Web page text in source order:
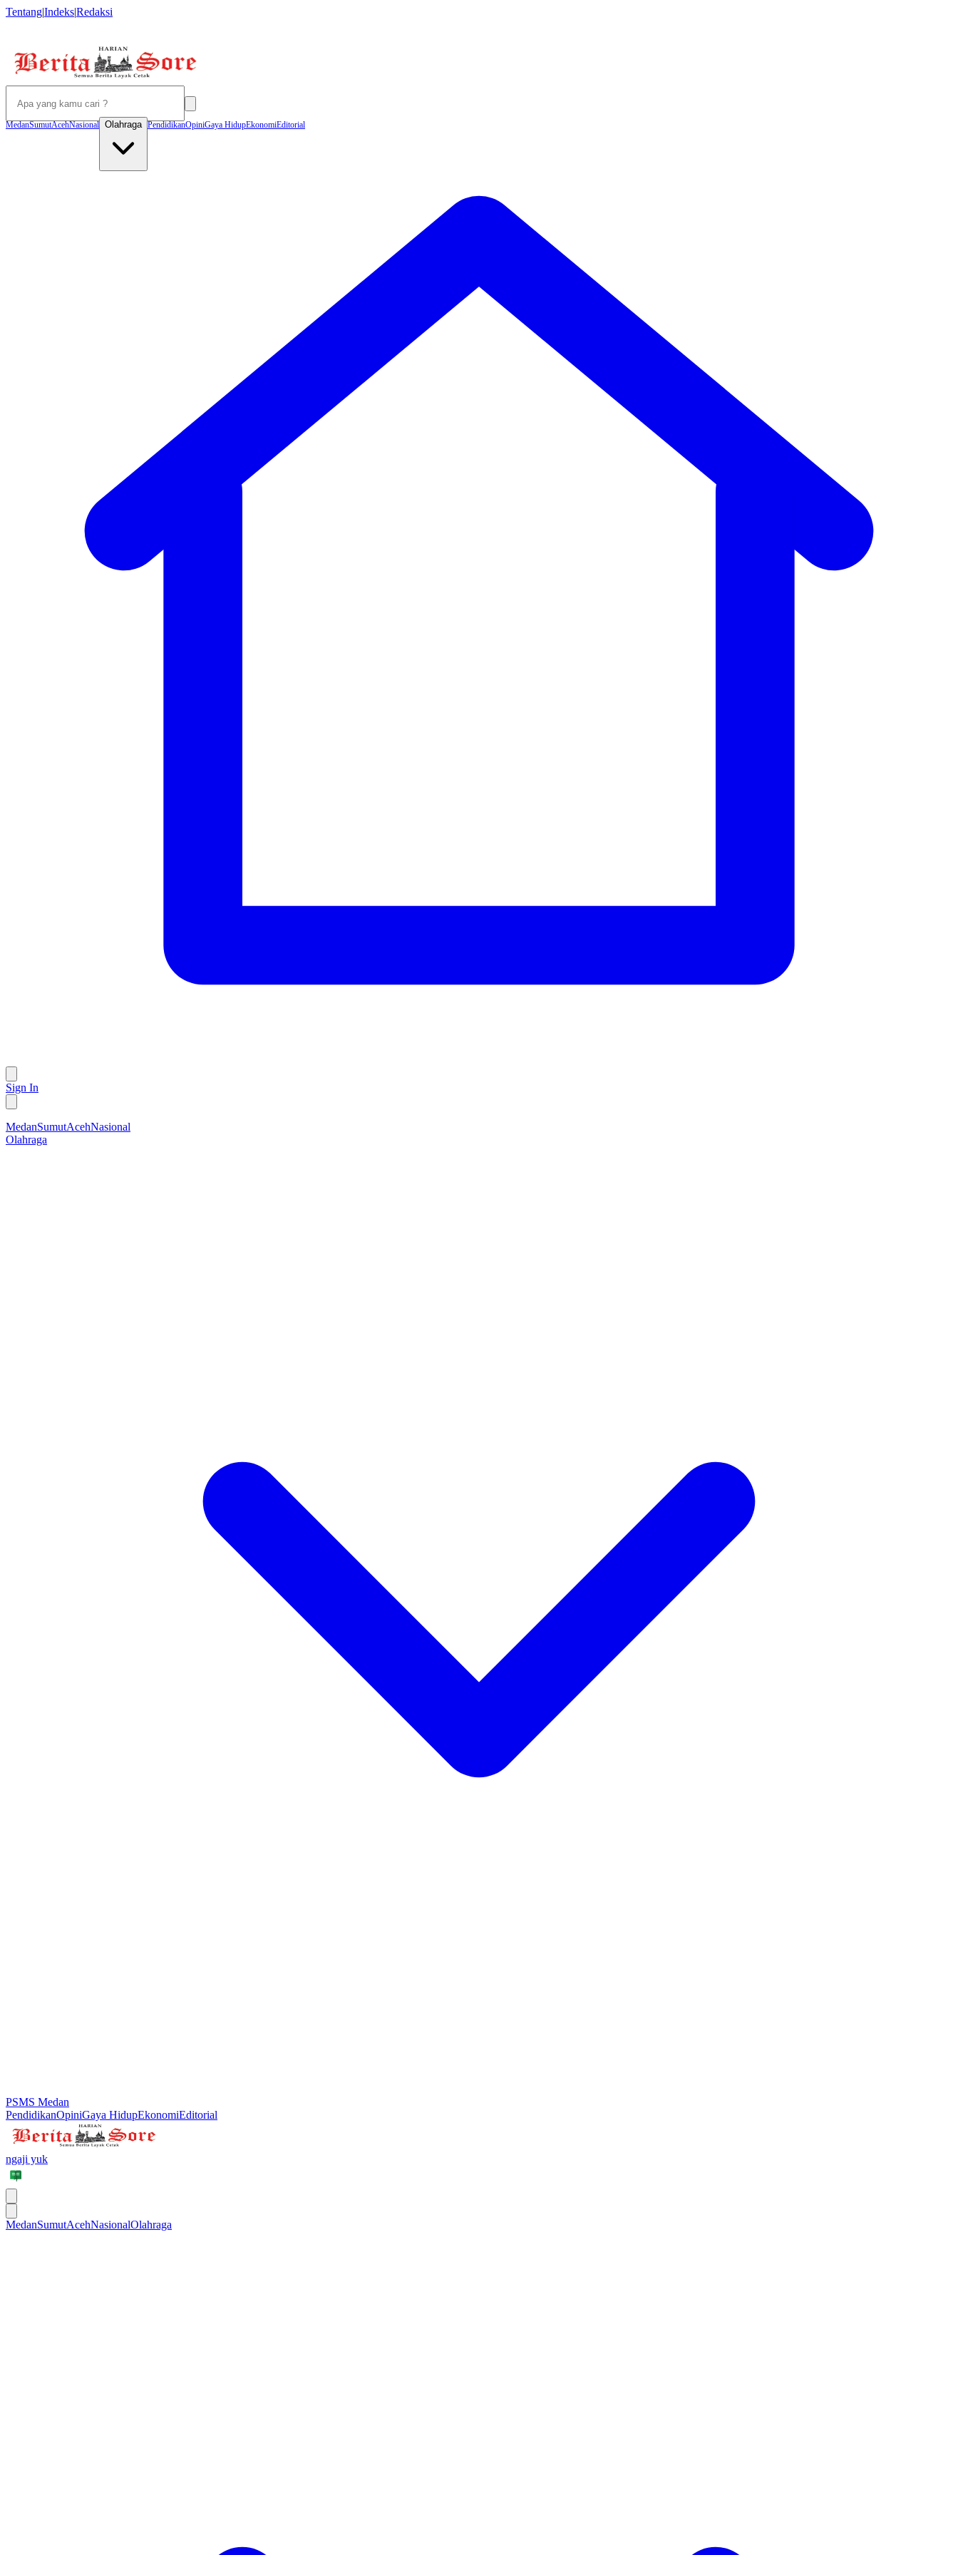
Tentang|Indeks|Redaksi
MedanSumutAcehNasional Olahraga PendidikanOpiniGaya HidupEkonomiEditorial
Sign In
MedanSumutAcehNasional
Olahraga
PSMS Medan
PendidikanOpiniGaya HidupEkonomiEditorial
ngaji yuk
MedanSumutAcehNasionalOlahraga